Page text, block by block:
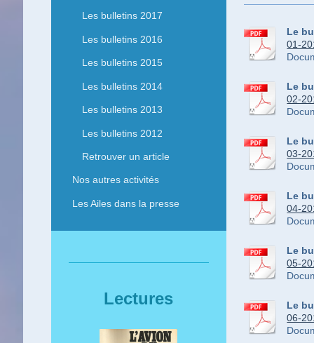
Le
01-
Le
02-
Le
03-
Le
04-
Le
05-
Le
06-
Les bulletins 2017
Les bulletins 2016
Les bulletins 2015
Les bulletins 2014
Les bulletins 2013
Les bulletins 2012
Retrouver un article
Nos autres activités
Les Ailes dans la presse
Lectures